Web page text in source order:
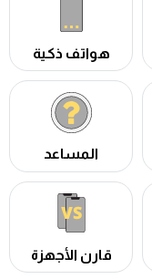
هواتف ذكية
المساعد
قارن الأجهزة